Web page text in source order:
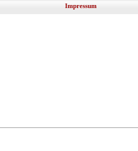
Impressum